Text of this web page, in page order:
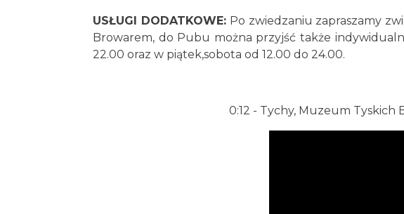
USŁUGI DODATKOWE:Po zwiedzaniu zapraszamy
Browarem, do Pubu można przyjść także
22.00 oraz w piątek,sobota od 12.00 do 24.00.
0:12 - Tychy, Muzeum Tyskich